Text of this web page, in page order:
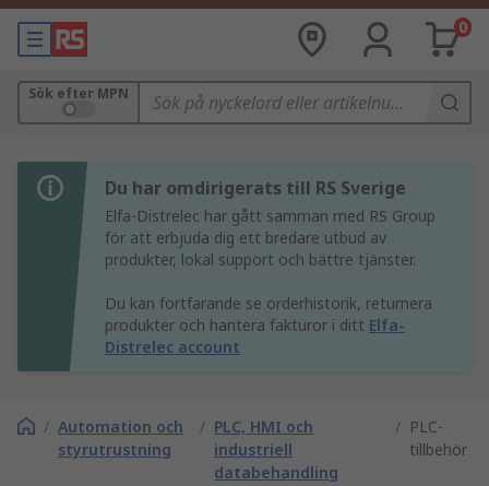
0
Sök efter MPN
Du har omdirigerats till RS Sverige
Elfa-Distrelec har gått samman med RS Group
för att erbjuda dig ett bredare utbud av
produkter, lokal support och bättre tjänster.
Du kan fortfarande se orderhistorik, returnera
produkter och hantera fakturor i ditt Elfa-
Distrelec account
/ Automation och
styrutrustning
/ PLC, HMI och
industriell
databehandling
/ PLC-
tillbehör